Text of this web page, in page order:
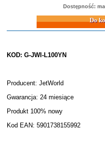
Dostępność:
Do koszyka
KOD: G-JWI-L100YN
Producent: JetWorld
Gwarancja: 24 miesiące
Produkt 100% nowy
Kod EAN: 5901738155992